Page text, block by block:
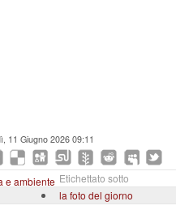
11 Giugno 2026 09:11
e ambiente Etichettato sotto
la foto del giorno